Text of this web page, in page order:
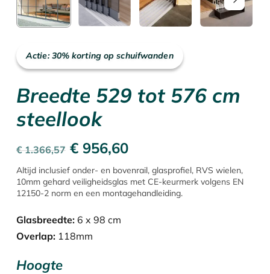
Actie: 30% korting op schuifwanden
Breedte 529 tot 576 cm
steellook
€1.366,57 Oorspronkelijke
prijs
was:
€956,60Huidige
prijs
is:
Altijd inclusief onder- en bovenrail, glasprofiel, RVS wielen,
10mm gehard veiligheidsglas met CE-keurmerk volgens EN
12150-2 norm en een montagehandleiding.
Glasbreedte:6 x 98 cm
Overlap: 118mm
Hoogte